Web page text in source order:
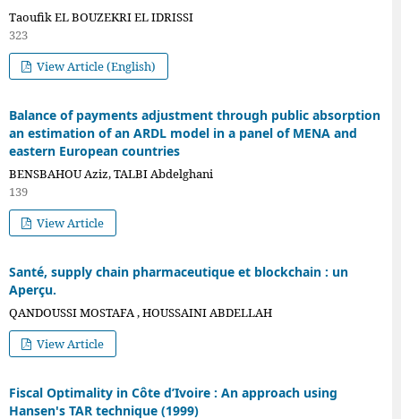
Taoufik EL BOUZEKRI EL IDRISSI
323
View Article (English)
Balance of payments adjustment through public absorption
an estimation of an ARDL model in a panel of MENA and
eastern European countries
BENSBAHOU Aziz, TALBI Abdelghani
139
View Article
Santé, supply chain pharmaceutique et blockchain : un
Aperçu.
QANDOUSSI MOSTAFA , HOUSSAINI ABDELLAH
View Article
Fiscal Optimality in Côte d’Ivoire : An approach using
Hansen's TAR technique (1999)